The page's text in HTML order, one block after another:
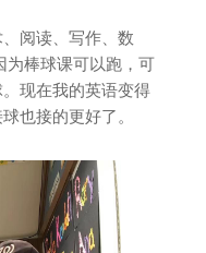
阅读、写作、数
为棒球课可以跑，可
现在我的英语变得
也接的更好了。